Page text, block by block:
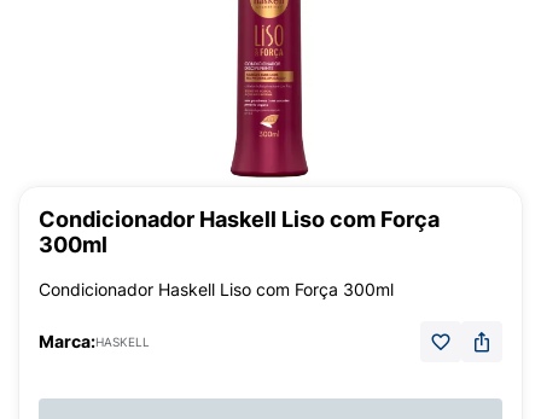
Condicionador Haskell Liso com Força
300ml
Condicionador Haskell Liso com Força 300ml
Marca:HASKELL